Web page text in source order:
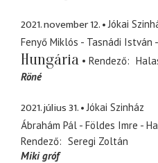
2021. november 12.
Jókai
Fenyő Miklós - Tasnádi István
Hungária
Rendező
Röné
2021. július 31.
Jókai Szinház
Ábrahám Pál - Földes Imre -
Rendező
Seregi Zoltán
Miki gróf